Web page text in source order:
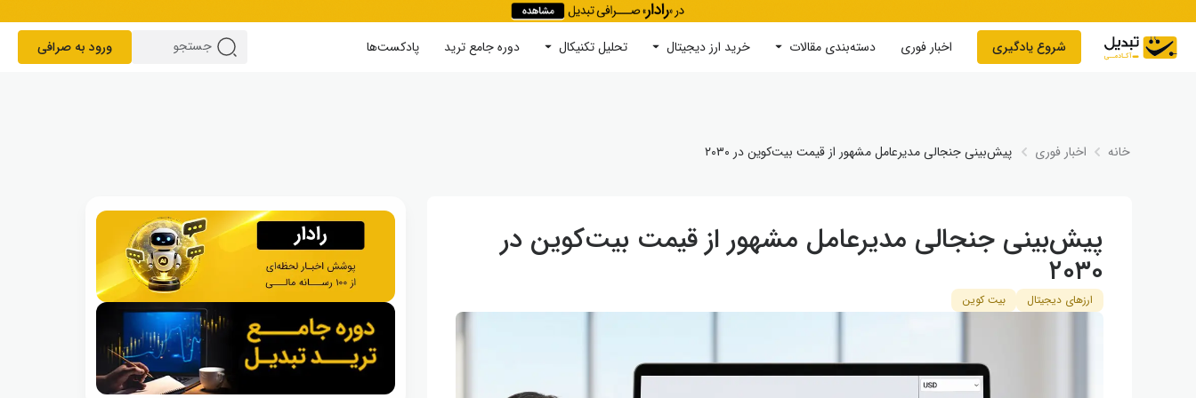
شروع یادگیری اخبار فوری دسته‌بندی مقالات خرید ارز دیجیتال تحلیل تکنیکال دوره‌ جامع ترید پادکست‌ها جستجو ورود به صرافی
خانه اخبار فوری پیش‌بینی جنجالی مدیرعامل مشهور از قیمت بیت‌کوین در ۲۰۳۰
پیش‌بینی جنجالی مدیرعامل مشهور از قیمت بیت‌کوین در
۲۰۳۰
ارزهای دیجیتال بیت کوین